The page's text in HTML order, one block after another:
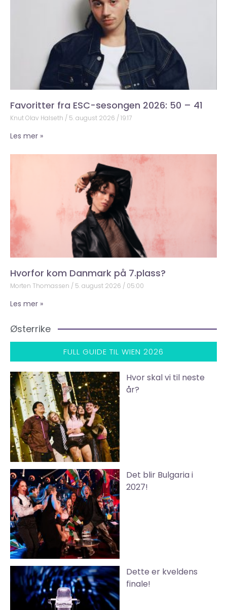
Favoritter fra ESC-sesongen 2026: 50 – 41
Knut Olav Halseth 5. august 2026 19:17
Les mer »
Hvorfor kom Danmark på 7.plass?
Morten Thomassen 5. august 2026 05:00
Les mer »
Østerrike
FULL GUIDE TIL WIEN 2026
Hvor skal vi til neste
år?
Det blir Bulgaria i
2027!
Dette er kveldens
finale!